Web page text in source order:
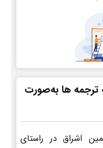
ترجمه ها به‌صورت
اشراق در راستای